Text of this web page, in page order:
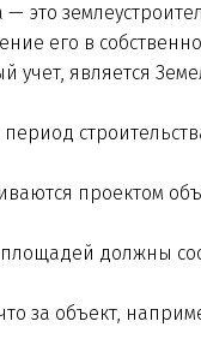
— это
его в
учет, является
проектом
должны
за объект,